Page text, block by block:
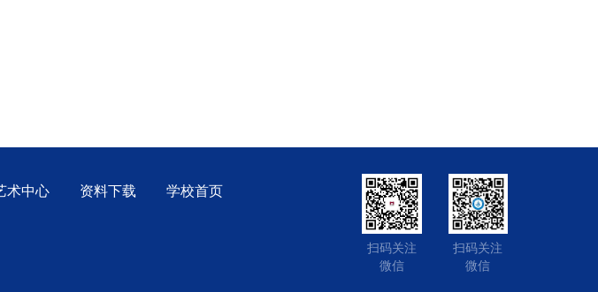
术中心 资料下载 学校首页
扫码关注
微信
扫码关注
微信